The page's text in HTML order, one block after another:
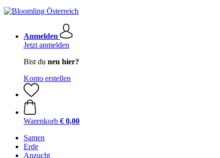
Anmelden
Jetzt anmelden
Bist du neu hier?
Konto erstellen
Warenkorb € 0,00
Samen
Erde
Anzucht